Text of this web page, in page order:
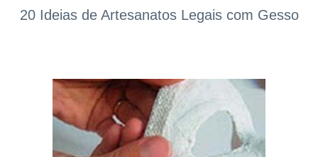
20 Ideias de Artesanatos Legais com Gesso